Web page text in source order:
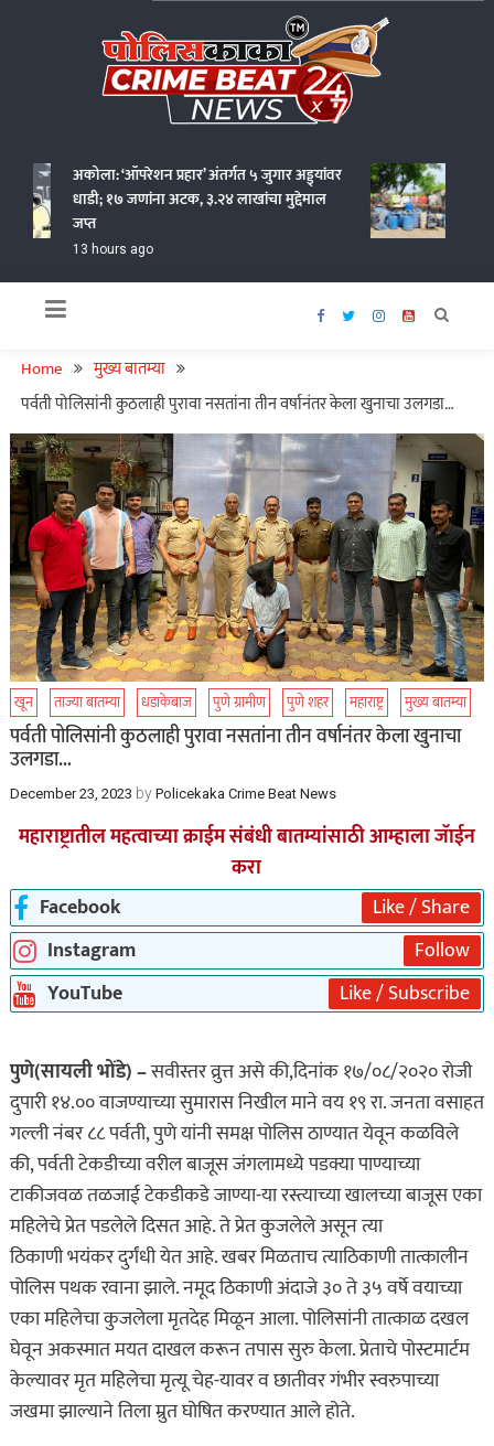
अकोला: ‘ऑपरेशन प्रहार’ अंतर्गत ५ जुगार अड्ड्यांवर
धाडी; १७ जणांना अटक, ३.२४ लाखांचा मुद्देमाल
जप्त
13 hours ago
Home
मुख्य बातम्या
पर्वती पोलिसांनी कुठलाही पुरावा नसतांना तीन वर्षानंतर केला खुनाचा उलगडा…
खून ताज्या बातम्या धडाकेबाज पुणे ग्रामीण पुणे शहर महाराष्ट्र मुख्य बातम्या
पर्वती पोलिसांनी कुठलाही पुरावा नसतांना तीन वर्षानंतर केला खुनाचा
उलगडा…
December 23, 2023 by Policekaka Crime Beat News
महाराष्ट्रातील महत्वाच्या क्राईम संबंधी बातम्यांसाठी आम्हाला जॅाईन
करा
Facebook
Like / Share
Instagram
Follow
YouTube
Like / Subscribe
पुणे(सायली भोंडे) –सवीस्तर व्रुत्त असे की,दिनांक १७/०८/२०२० रोजी
दुपारी १४.०० वाजण्याच्या सुमारास निखील माने वय १९ रा. जनता वसाहत
गल्ली नंबर ८८ पर्वती, पुणे यांनी समक्ष पोलिस ठाण्यात येवून कळविले
की, पर्वती टेकडीच्या वरील बाजूस जंगलामध्ये पडक्या पाण्याच्या
टाकीजवळ तळजाई टेकडीकडे जाण्या-या रस्त्याच्या खालच्या बाजूस एका
महिलेचे प्रेत पडलेले दिसत आहे. ते प्रेत कुजलेले असून त्या
ठिकाणी भयंकर दुर्गंधी येत आहे. खबर मिळताच त्याठिकाणी तात्कालीन
पोलिस पथक रवाना झाले. नमूद ठिकाणी अंदाजे ३० ते ३५ वर्षे वयाच्या
एका महिलेचा कुजलेला मृतदेह मिळून आला. पोलिसांनी तात्काळ दखल
घेवून अकस्मात मयत दाखल करून तपास सुरु केला. प्रेताचे पोस्टमार्टम
केल्यावर मृत महिलेचा मृत्यू चेह-यावर व छातीवर गंभीर स्वरुपाच्या
जखमा झाल्याने तिला म्रुत घोषित करण्यात आले होते.